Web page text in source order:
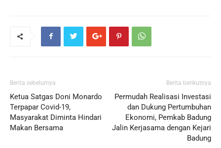
Berita sebelumya
Ketua Satgas Doni Monardo
Terpapar Covid-19,
Masyarakat Diminta Hindari
Makan Bersama
Berita berikutnya
Permudah Realisasi Investasi
dan Dukung Pertumbuhan
Ekonomi, Pemkab Badung
Jalin Kerjasama dengan Kejari
Badung